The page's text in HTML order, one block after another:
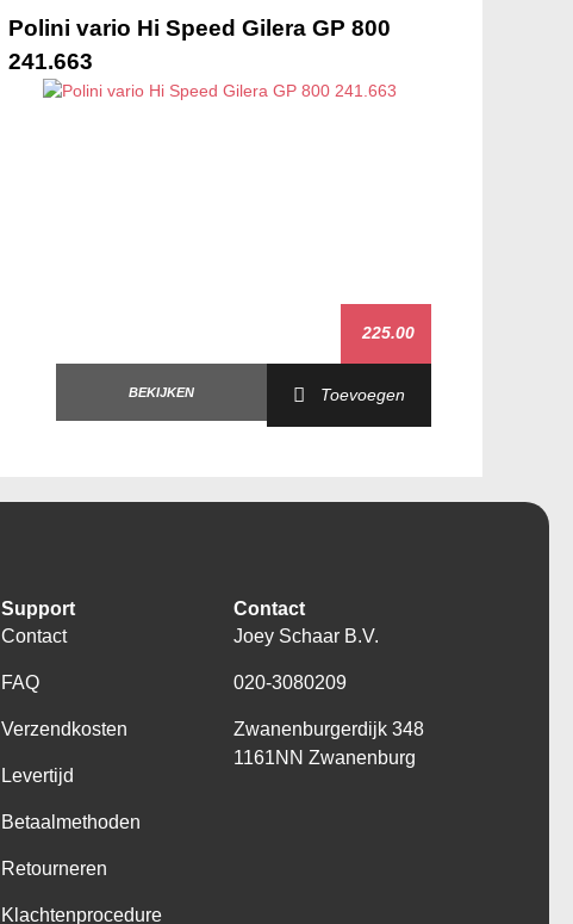
Polini vario Hi Speed Gilera GP 800
241.663
225.00
BEKIJKEN Toevoegen
Support
Contact
FAQ
Verzendkosten
Levertijd
Betaalmethoden
Retourneren
Klachtenprocedure
Contact
Joey Schaar B.V.
020-3080209
Zwanenburgerdijk 348
1161NN Zwanenburg